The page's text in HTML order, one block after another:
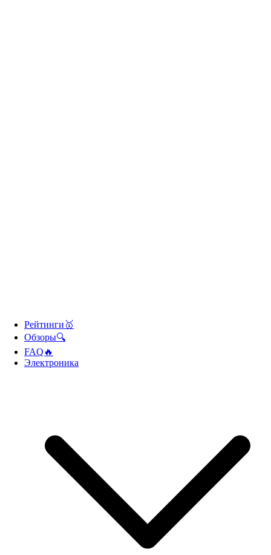
Рейтинги🥇
Обзоры🔍
FAQ🔥
Электроника